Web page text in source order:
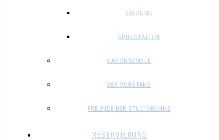
SATZUNG
SPIELSTÄTTEN
DAS ENSEMBLE
DER VORSTAND
FREUNDE DER STUDIOBÜHNE
RESERVIERUNG